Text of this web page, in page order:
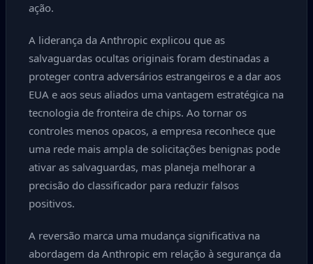
ação.
A liderança da Anthropic explicou que as
salvaguardas ocultas originais foram destinadas a
proteger contra adversários estrangeiros e a dar aos
EUA e aos seus aliados uma vantagem estratégica na
tecnologia de fronteira de chips. Ao tornar os
controles menos opacos, a empresa reconhece que
uma rede mais ampla de solicitações benignas pode
ativar as salvaguardas, mas planeja melhorar a
precisão do classificador para reduzir falsos
positivos.
A reversão marca uma mudança significativa na
abordagem da Anthropic em relação à segurança da